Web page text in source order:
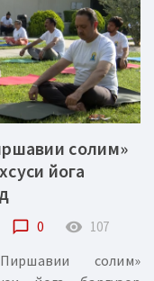
солим»
йога
chat_bubble_outline 0 remove_red_eye 107
солим»